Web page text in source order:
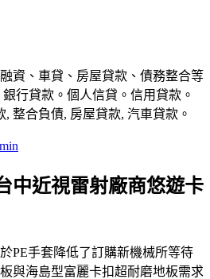
資、車貸、房屋貸款、債務整合等
行貸款。個人信貸。信用貸款。
整合負債, 房屋貸款, 汽車貸款。
中近視雷射廠商悠遊卡
PE手套降低了訂購新機械所等待
與海島型富麗卡扣超耐磨地板需求